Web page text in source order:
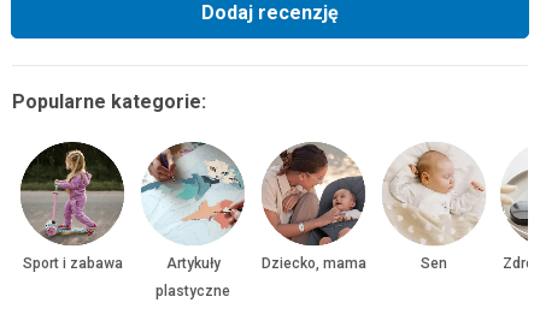
Dodaj recenzję
Popularne kategorie:
Sport i zabawa
Artykuły
plastyczne
Dziecko, mama Sen